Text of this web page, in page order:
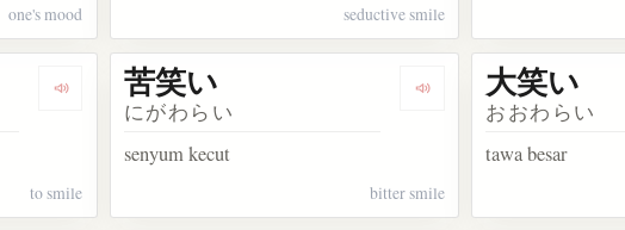
one's mood seductive smile
Dengarkan kosakata 微笑む
to smile
Dengarkan kosakata 苦笑い
苦笑い
にがわらい
senyum kecut
bitter smile
大笑い
おおわらい
tawa besar